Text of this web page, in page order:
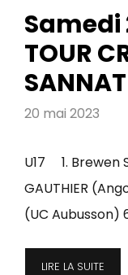
Samedi
TOUR
SANNAT
20 mai 2023
U17 1. Brewen
GAUTHIER
(UC Aubusson)
LIRE LA SUITE